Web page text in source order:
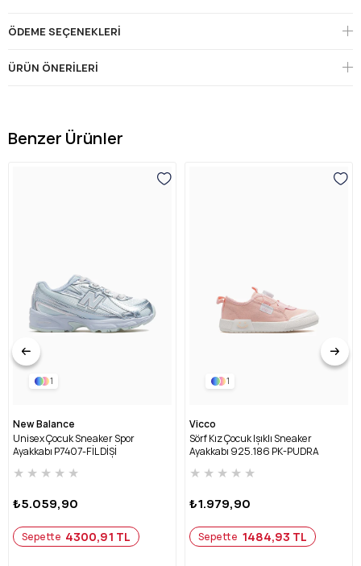
ÖDEME SEÇENEKLERI
ÜRÜN ÖNERILERI
Benzer Ürünler
1
New Balance
Unisex Çocuk Sneaker Spor
Ayakkabı P7407-FİL DİŞİ
★ ★ ★ ★ ★
₺5.059,90
Sepette 4300,91 TL
1
Vicco
Sörf Kız Çocuk Işıklı Sneaker
Ayakkabı 925.186 PK-PUDRA
★ ★ ★ ★ ★
₺1.979,90
Sepette 1484,93 TL